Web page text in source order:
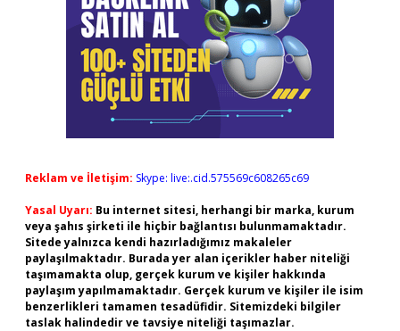
Reklam ve İletişim: Skype: live:.cid.575569c608265c69
Yasal Uyarı: Bu internet sitesi, herhangi bir marka, kurum
veya şahıs şirketi ile hiçbir bağlantısı bulunmamaktadır.
Sitede yalnızca kendi hazırladığımız makaleler
paylaşılmaktadır. Burada yer alan içerikler haber niteliği
taşımamakta olup, gerçek kurum ve kişiler hakkında
paylaşım yapılmamaktadır. Gerçek kurum ve kişiler ile isim
benzerlikleri tamamen tesadüfidir. Sitemizdeki bilgiler
taslak halindedir ve tavsiye niteliği taşımazlar.